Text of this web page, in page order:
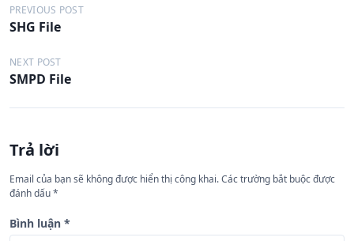
Đ
i
ề
u
h
ớ
n
g
b
PREVIOUS POST
SHG File
NEXT POST
SMPD File
Trả lời
Email của bạn sẽ không được hiển thị công khai.Các trường bắt buộc được
đánh dấu*
Bình luận *